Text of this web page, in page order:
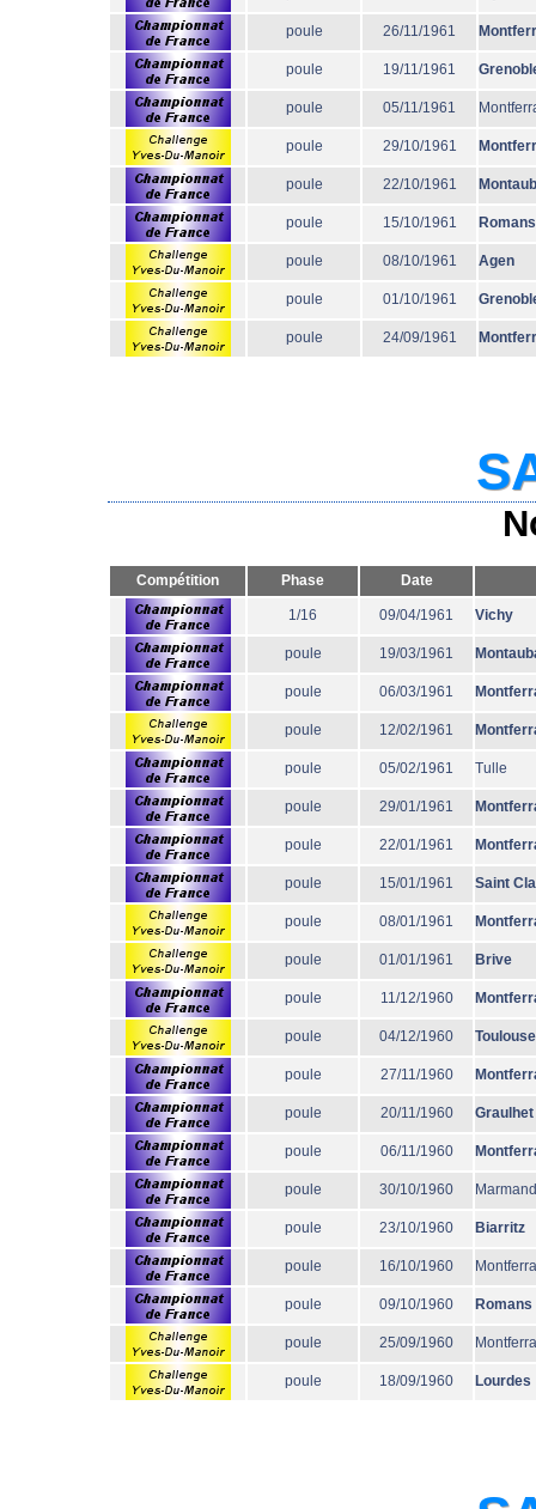
poule 26/11/1961
poule 19/11/1961
poule 05/11/1961
poule 29/10/1961
poule 22/10/1961
poule 15/10/1961 Romans
poule 08/10/1961 Agen
poule 01/10/1961
poule 24/09/1961
Compétition Phase Date
1/16 09/04/1961 Vichy
poule 19/03/1961
poule 06/03/1961
poule 12/02/1961
poule 05/02/1961 Tulle
poule 29/01/1961
poule 22/01/1961
poule 15/01/1961 Saint
poule 08/01/1961
poule 01/01/1961 Brive
poule 11/12/1960
poule 04/12/1960 Toulouse
poule 27/11/1960
poule 20/11/1960 Graulhet
poule 06/11/1960
poule 30/10/1960
poule 23/10/1960 Biarritz
poule 16/10/1960
poule 09/10/1960 Romans
poule 25/09/1960
poule 18/09/1960 Lourdes